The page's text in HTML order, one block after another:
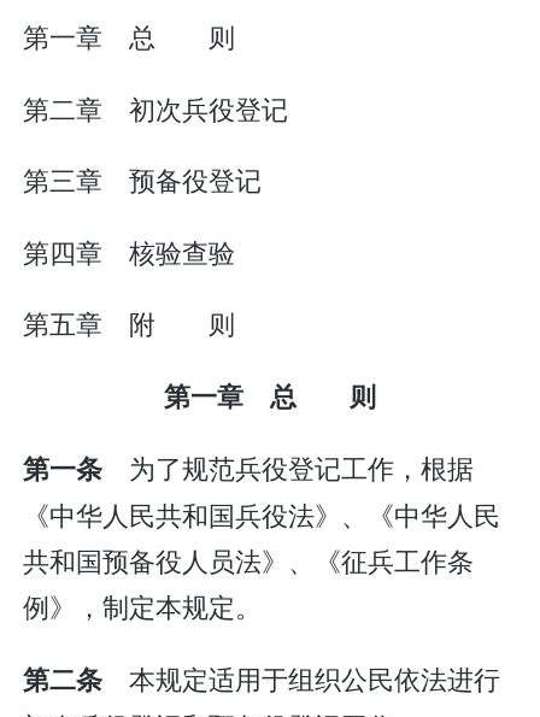
第一章 总 则
第二章 初次兵役登记
第三章 预备役登记
第四章 核验查验
第五章 附 则
第一章 总 则
第一条 为了规范兵役登记工作，根据
《中华人民共和国兵役法》、《中华人民
共和国预备役人员法》、《征兵工作条
例》，制定本规定。
第二条本规定适用于组织公民依法进行